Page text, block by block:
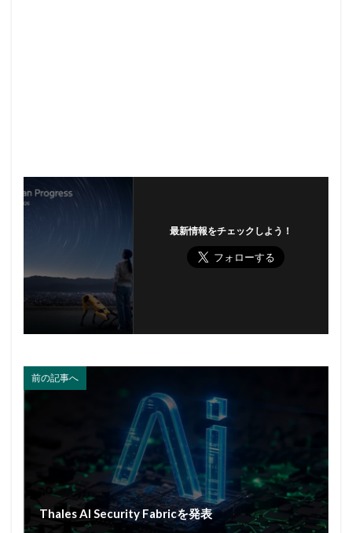
最新情報をチェックしよう！
前の記事へ
Thales AI Security Fabricを発表